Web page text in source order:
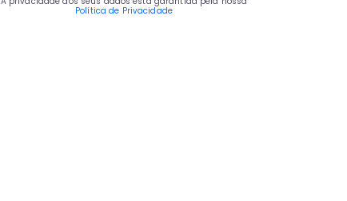
Política de Privacidade